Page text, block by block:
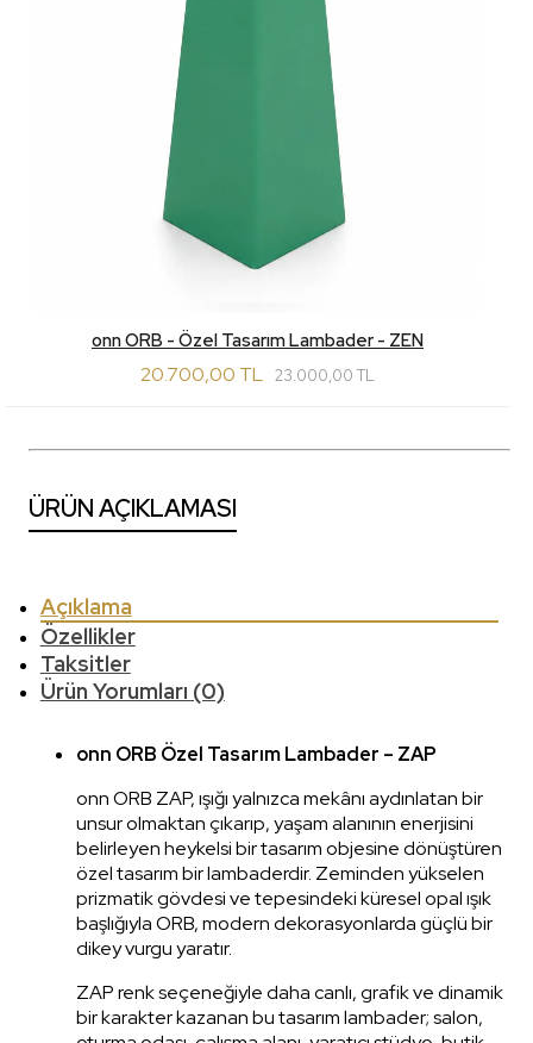
onn ORB - Özel Tasarım Lambader - ZEN
20.700,00 TL 23.000,00 TL
ÜRÜN AÇIKLAMASI
Açıklama
Özellikler
Taksitler
Ürün Yorumları (0)
onn ORB Özel Tasarım Lambader – ZAP
onn ORB ZAP, ışığı yalnızca mekânı aydınlatan bir
unsur olmaktan çıkarıp, yaşam alanının enerjisini
belirleyen heykelsi bir tasarım objesine dönüştüren
özel tasarım bir lambaderdir. Zeminden yükselen
prizmatik gövdesi ve tepesindeki küresel opal ışık
başlığıyla ORB, modern dekorasyonlarda güçlü bir
dikey vurgu yaratır.
ZAP renk seçeneğiyle daha canlı, grafik ve dinamik
bir karakter kazanan bu tasarım lambader; salon,